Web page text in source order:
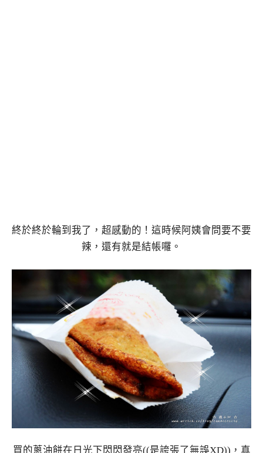
終於終於輪到我了，超感動的！這時候阿姨會問要不要
辣，還有就是結帳囉。
買的蔥油餅在日光下閃閃發亮((是誇張了無誤XD))，真